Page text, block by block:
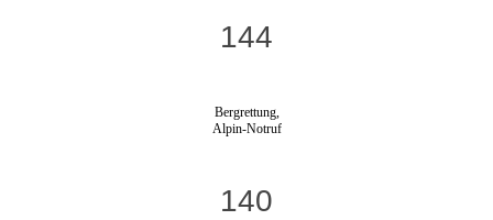
144
Bergrettung,
Alpin-Notruf
140